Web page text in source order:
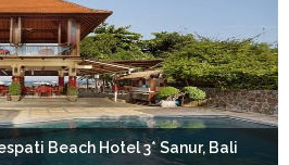
Beach Hotel 3* Sanur, Bali